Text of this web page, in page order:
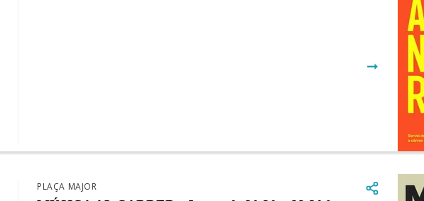
➞
PLAÇA MAJOR